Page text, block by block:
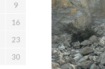
9
16
23
30